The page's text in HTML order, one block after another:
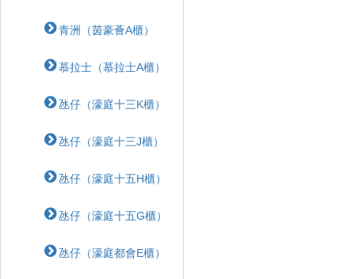
青洲（茵豪薈A櫃）
慕拉士（慕拉士A櫃）
氹仔（濠庭十三K櫃）
氹仔（濠庭十三J櫃）
氹仔（濠庭十五H櫃）
氹仔（濠庭十五G櫃）
氹仔（濠庭都會E櫃）